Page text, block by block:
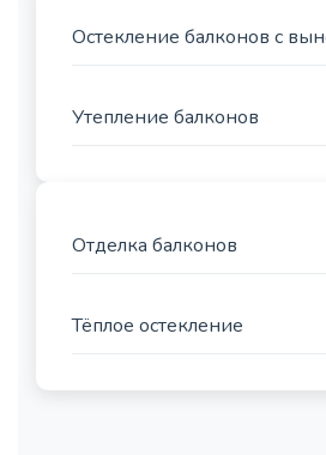
Остекление балконов с
Утепление балконов
Отделка балконов
Тёплое остекление